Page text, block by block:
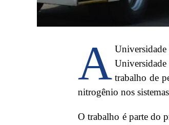
A trabalho de
nitrogênio nos
O trabalho é parte do